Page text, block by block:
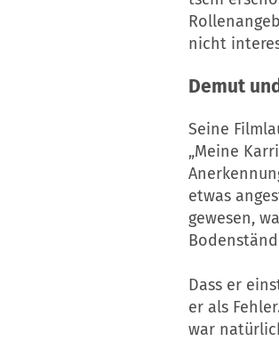
nicht
Demut
Seine
„Meine
etwas
gewesen,
Dass er
er als
war